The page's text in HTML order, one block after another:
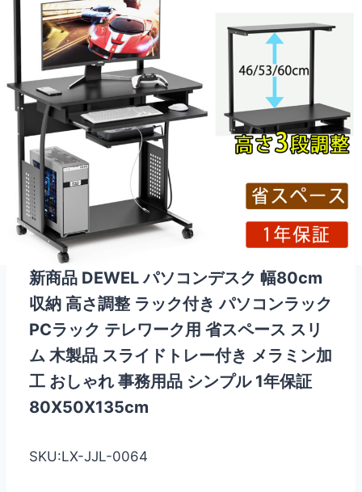
新商品 DEWEL パソコンデスク 幅80cm
収納 高さ調整 ラック付き パソコンラック
PCラック テレワーク用 省スペース スリ
ム 木製品 スライドトレー付き メラミン加
工 おしゃれ 事務用品 シンプル 1年保証
80X50X135cm
SKU:LX-JJL-0064